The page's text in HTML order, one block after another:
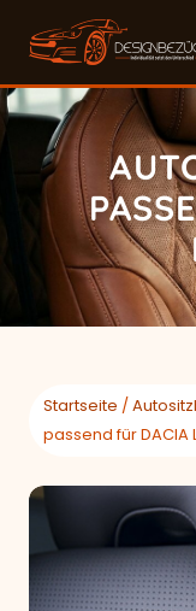
Startseite /
passend für DACIA